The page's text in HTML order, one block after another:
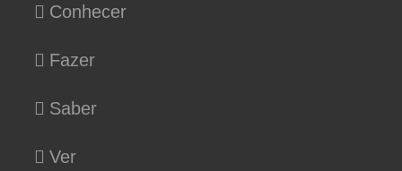
Conhecer
Fazer
Saber
Ver